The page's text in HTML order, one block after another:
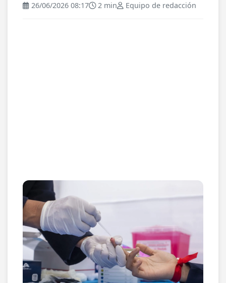
26/06/2026 08:17 2 min Equipo de redacción